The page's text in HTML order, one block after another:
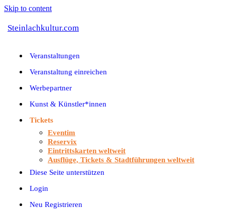
Skip to content
Steinlachkultur.com
Veranstaltungen
Veranstaltung einreichen
Werbepartner
Kunst & Künstler*innen
Tickets
Eventim
Reservix
Eintrittskarten weltweit
Ausflüge, Tickets & Stadtführungen weltweit
Diese Seite unterstützen
Login
Neu Registrieren